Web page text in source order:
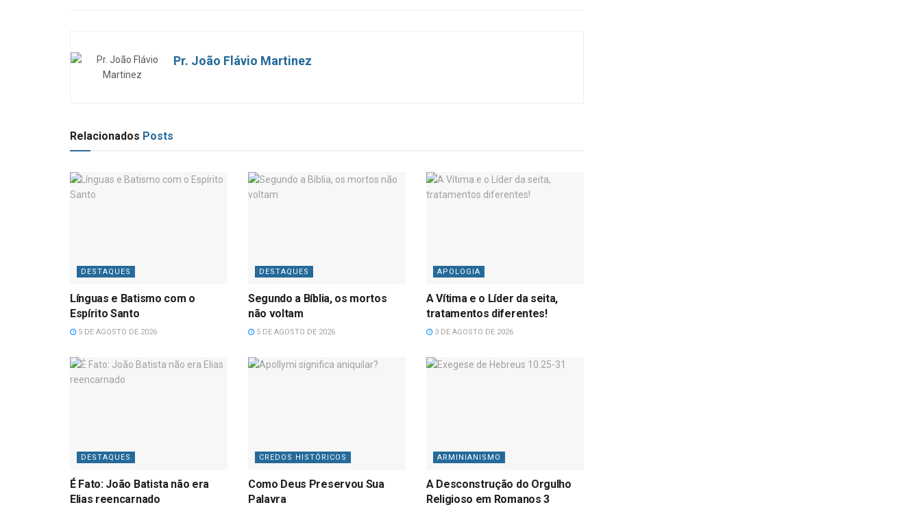
Pr. João Flávio Martinez
Relacionados Posts
DESTAQUES
Línguas e Batismo com o
Espírito Santo
5 DE AGOSTO DE 2026
DESTAQUES
Segundo a Bíblia, os mortos
não voltam
5 DE AGOSTO DE 2026
APOLOGIA
A Vítima e o Líder da seita,
tratamentos diferentes!
3 DE AGOSTO DE 2026
DESTAQUES
É Fato: João Batista não era
Elias reencarnado
CREDOS HISTÓRICOS
Como Deus Preservou Sua
Palavra
ARMINIANISMO
A Desconstrução do Orgulho
Religioso em Romanos 3